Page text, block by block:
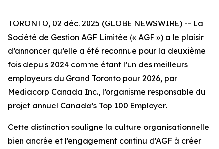
TORONTO, 02 déc. 2025 (GLOBE NEWSWIRE) -- La
Société de Gestion AGF Limitée (« AGF ») a le plaisir
d’annoncer qu’elle a été reconnue pour la deuxième
fois depuis 2024 comme étant l’un des meilleurs
employeurs du Grand Toronto pour 2026, par
Mediacorp Canada Inc., l’organisme responsable du
projet annuel Canada’s Top 100 Employer.
Cette distinction souligne la culture organisationnelle
bien ancrée et l’engagement continu d’AGF à créer